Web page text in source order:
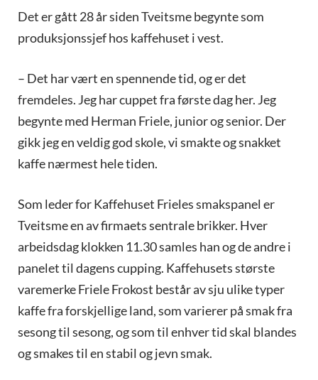
Det er gått 28 år siden Tveitsme begynte som
produksjonssjef hos kaffehuset i vest.
– Det har vært en spennende tid, og er det
fremdeles. Jeg har cuppet fra første dag her. Jeg
begynte med Herman Friele, junior og senior. Der
gikk jeg en veldig god skole, vi smakte og snakket
kaffe nærmest hele tiden.
Som leder for Kaffehuset Frieles smakspanel er
Tveitsme en av firmaets sentrale brikker. Hver
arbeidsdag klokken 11.30 samles han og de andre i
panelet til dagens cupping. Kaffehusets største
varemerke Friele Frokost består av sju ulike typer
kaffe fra forskjellige land, som varierer på smak fra
sesong til sesong, og som til enhver tid skal blandes
og smakes til en stabil og jevn smak.